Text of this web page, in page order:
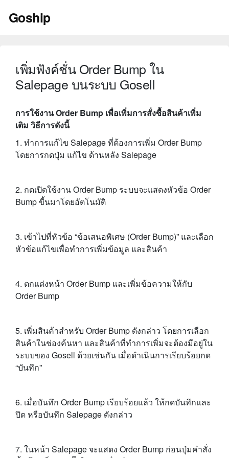
Goship
เพิ่มฟังค์ชั่น Order Bump ใน
Salepage บนระบบ Gosell
การใช้งาน Order Bump เพื่อเพิ่มการสั่งซื้อสินค้าเพิ่ม
เติม วิธีการดังนี้
1. ทำการแก้ไข Salepage ที่ต้องการเพิ่ม Order Bump
โดยการกดปุ่ม แก้ไข ด้านหลัง Salepage
2. กดเปิดใช้งาน Order Bump ระบบจะแสดงหัวข้อ Order
Bump ขี้นมาโดยอัตโนมัติ
3. เข้าไปที่หัวข้อ “ข้อเสนอพิเศษ (Order Bump)” และเลือก
หัวข้อแก้ไขเพื่อทำการเพิ่มข้อมูล และสินค้า
4. ตกแต่งหน้า Order Bump และเพิ่มข้อความให้กับ
Order Bump
5. เพิ่มสินค้าสำหรับ Order Bump ดังกล่าว โดยการเลือก
สินค้าในช่องค้นหา และสินค้าที่ทำการเพิ่มจะต้องมีอยู่ใน
ระบบของ Gosell ด้วยเช่นกัน เมื่อดำเนินการเรียบร้อยกด
“บันทึก”
6. เมื่อบันทึก Order Bump เรียบร้อยแล้ว ให้กดบันทึกและ
ปิด หรือบันทึก Salepage ดังกล่าว
7. ในหน้า Salepage จะแสดง Order Bump ก่อนปุ่มคำสั่ง